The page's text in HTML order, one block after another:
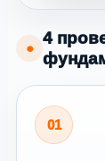
●
4
01